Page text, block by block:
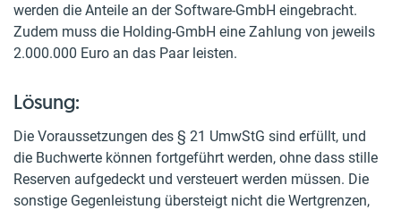
werden die Anteile an der Software-GmbH eingebracht.
Zudem muss die Holding-GmbH eine Zahlung von jeweils
2.000.000 Euro an das Paar leisten.
Lösung:
Die Voraussetzungen des § 21 UmwStG sind erfüllt, und
die Buchwerte können fortgeführt werden, ohne dass stille
Reserven aufgedeckt und versteuert werden müssen. Die
sonstige Gegenleistung übersteigt nicht die Wertgrenzen,